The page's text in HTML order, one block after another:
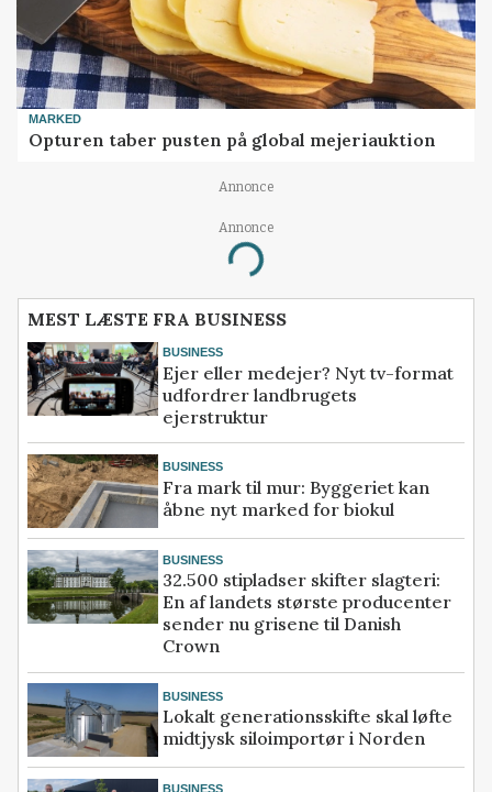
MARKED
Opturen taber pusten på global mejeriauktion
Annonce
Annonce
Loading...
MEST LÆSTE FRA BUSINESS
BUSINESS
Ejer eller medejer? Nyt tv-format
udfordrer landbrugets
ejerstruktur
BUSINESS
Fra mark til mur: Byggeriet kan
åbne nyt marked for biokul
BUSINESS
32.500 stipladser skifter slagteri:
En af landets største producenter
sender nu grisene til Danish
Crown
BUSINESS
Lokalt generationsskifte skal løfte
midtjysk siloimportør i Norden
BUSINESS